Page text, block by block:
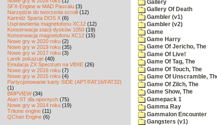
SFX-Engine w MAD Pascalu (3)
Narzędzie do tworzenia scrolli (12)
Kartridż Sparta DOS X (6)
Usprawnienia magnetofonu XC12 (12)
Konserwacja stacji dysków 1050 (19)
Konserwacja magnetofonu XC12 (15)
Nowe gry w 2020 roku (2)
Nowe gry w 2019 roku (35)
Nowe gry w 2017 roku (3)
Larek pokazuje (40)
Emulacja ZX Spectrum na VBXE (26)
Nowe gry w 2016 roku (7)
Nowe gry w 2015 roku (4)
Partycjonowanie karty SIDE (APT/FAT16/FAT32)
(1)
BMPVIEW(34)
Atari ST dla opornych (75)
Nowe gry w 2014 roku (19)
Tritone engine (11)
QChan Engine (6)
Gallery
Gallery Of Death
Gambler (v1)
Gambler (v2)
Game
Game Harry
Game Of Jericho, The
Game Of Live!
Game Of Tag, The
Game Of Touch, The
Game Of Unscramble,
Game Of Zilch, The
Game Show, The
Gamepack 1
Gamma Ray
Gammalon Encounter
Gangsters (v1)